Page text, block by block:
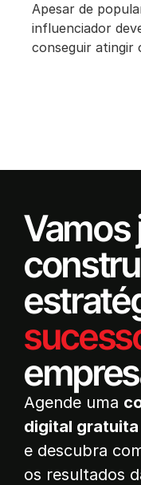
Apesar de
influenciador
conseguir atingir
Vamos
Agende uma
digital gratuita
e descubra
os resultados